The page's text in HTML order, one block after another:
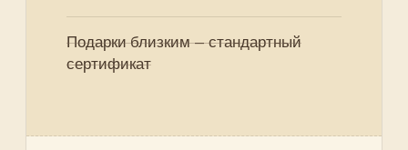
Подарки близким — стандартный
сертификат